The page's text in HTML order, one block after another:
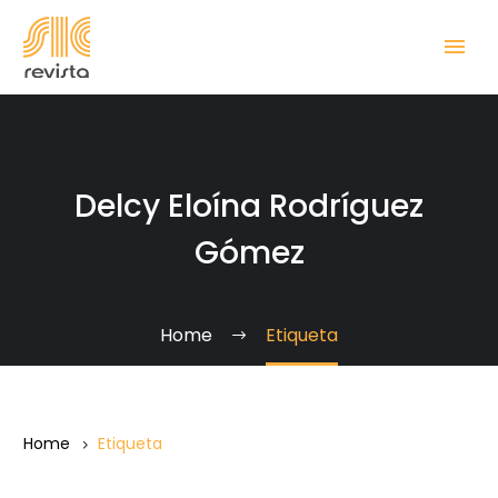
Delcy Eloína Rodríguez
Gómez
Home Etiqueta
Home Etiqueta